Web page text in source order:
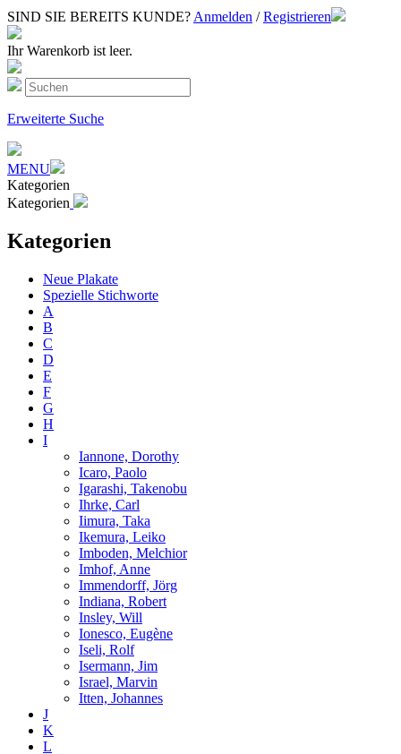
SIND SIE BEREITS KUNDE? Anmelden / Registrieren
Ihr Warenkorb ist leer.
Erweiterte Suche
MENU
Kategorien
Kategorien
Kategorien
Neue Plakate
Spezielle Stichworte
A
B
C
D
E
F
G
H
I
Iannone, Dorothy
Icaro, Paolo
Igarashi, Takenobu
Ihrke, Carl
Iimura, Taka
Ikemura, Leiko
Imboden, Melchior
Imhof, Anne
Immendorff, Jörg
Indiana, Robert
Insley, Will
Ionesco, Eugène
Iseli, Rolf
Isermann, Jim
Israel, Marvin
Itten, Johannes
J
K
L